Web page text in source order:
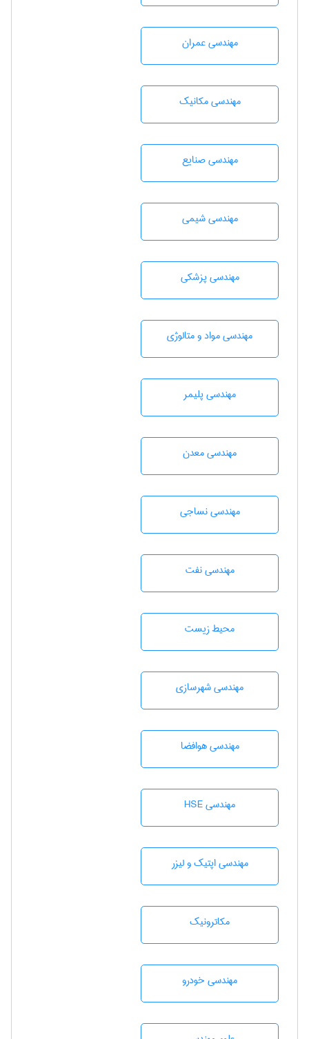
مهندسی عمران
مهندسی مکانیک
مهندسی صنايع
مهندسي شيمی
مهندسی پزشکی
مهندسی مواد و متالوژی
مهندسی پليمر
مهندسی معدن
مهندسي نساجی
مهندسی نفت
محيط زيست
مهندسی شهرسازی
مهندسی هوافضا
مهندسی HSE
مهندسی اپتیک و لیزر
مکاترونیک
مهندسی خودرو